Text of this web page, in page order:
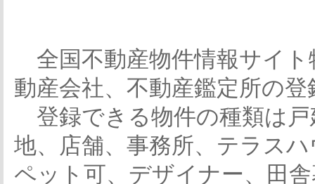
全国不動産物件情報サイト
動産会社、不動産鑑定所の
登録できる物件の種類は
地、店舗、事務所、テラス
ペット可、デザイナー、田